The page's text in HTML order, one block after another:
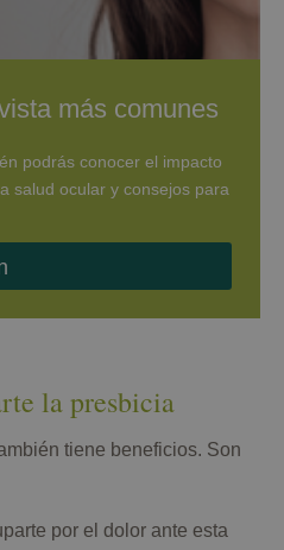
más comunes
podrás conocer el impacto
salud ocular y consejos para
la presbicia
tiene beneficios. Son
por el dolor ante esta